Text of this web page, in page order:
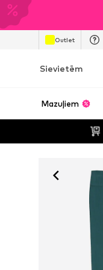
Outlet
Sievietēm
Mazuļiem